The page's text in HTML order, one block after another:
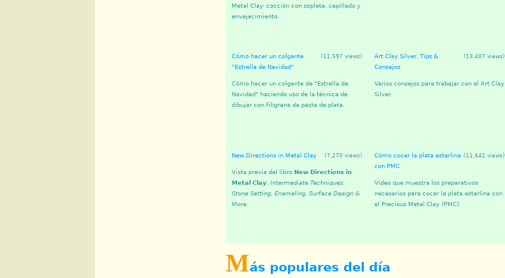
Metal Clay: cocción con soplete, cepillado y
envejecimiento.
(11,597 views)
Cómo hacer un colgante
"Estrella de Navidad"
Cómo hacer un colgante de "Estrella de
Navidad" haciendo uso de la técnica de
dibujar con filigrana de pasta de plata.
(13,407 views)
Art Clay Silver, Tips &
Consejos
Varios consejos para trabajar con el Art Clay
Silver.
(7,270 views)
New Directions in Metal Clay
Vista previa del libro New Directions in
Metal Clay: Intermediate Techniques:
Stone Setting, Enameling, Surface Design &
More
(11,642 views)
Cómo cocer la plata esterlina
con PMC
Video que muestra los preparativos
necesarios para cocer la plata esterlina con
el Precious Metal Clay (PMC)
Más populares del día